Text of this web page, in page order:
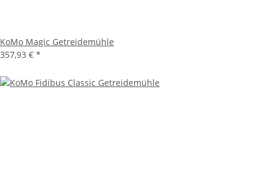
KoMo Magic Getreidemühle
357,93 € *